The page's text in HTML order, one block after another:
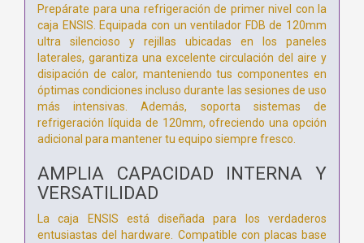
Prepárate para una refrigeración de primer nivel con la
caja ENSIS. Equipada con un ventilador FDB de 120mm
ultra silencioso y rejillas ubicadas en los paneles
laterales, garantiza una excelente circulación del aire y
disipación de calor, manteniendo tus componentes en
óptimas condiciones incluso durante las sesiones de uso
más intensivas. Además, soporta sistemas de
refrigeración líquida de 120mm, ofreciendo una opción
adicional para mantener tu equipo siempre fresco.
AMPLIA CAPACIDAD INTERNA Y
VERSATILIDAD
La caja ENSIS está diseñada para los verdaderos
entusiastas del hardware. Compatible con placas base